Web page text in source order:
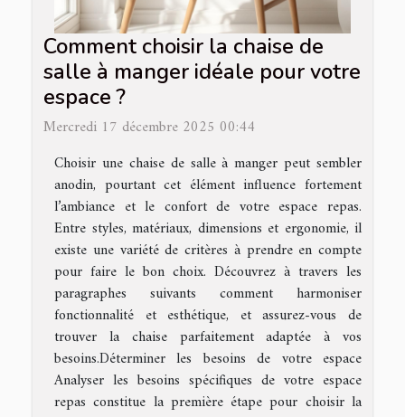
Comment choisir la chaise de
salle à manger idéale pour votre
espace ?
Mercredi 17 décembre 2025 00:44
Choisir une chaise de salle à manger peut sembler
anodin, pourtant cet élément influence fortement
l’ambiance et le confort de votre espace repas.
Entre styles, matériaux, dimensions et ergonomie, il
existe une variété de critères à prendre en compte
pour faire le bon choix. Découvrez à travers les
paragraphes suivants comment harmoniser
fonctionnalité et esthétique, et assurez-vous de
trouver la chaise parfaitement adaptée à vos
besoins.Déterminer les besoins de votre espace
Analyser les besoins spécifiques de votre espace
repas constitue la première étape pour choisir la